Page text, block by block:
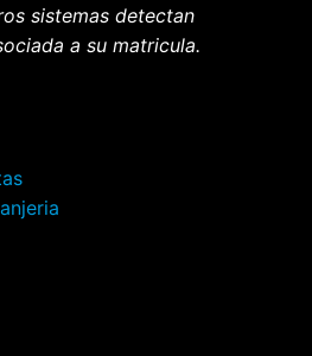
sistemas detectan
a su matricula.